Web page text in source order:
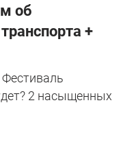
об
+
2 насыщенных